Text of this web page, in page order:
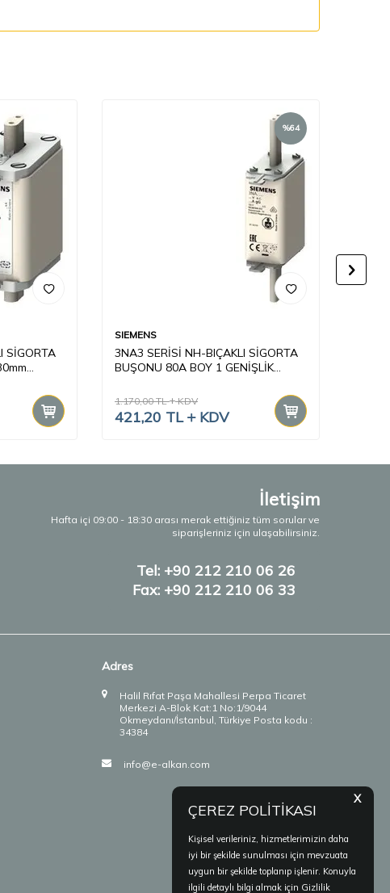
X
ÇEREZ POLİTİKASI
Kişisel verileriniz, hizmetlerimizin daha
iyi bir şekilde sunulması için mevzuata
uygun bir şekilde toplanıp işlenir. Konuyla
ilgili detaylı bilgi almak için Gizlilik
SİGORTA
%64
SIEMENS
3NA3 SERİSİ NH-BIÇAKLI SİGORTA
BUŞONU 80A BOY 1 GENİŞLİK
1.170,00TL KDV
421,20 TL KDV
İletişim
Hafta içi 09:00 - 18:30 arası merak ettiğiniz tüm sorular ve
siparişleriniz için ulaşabilirsiniz.
Tel: +90 212 210 06 26
Fax: +90 212 210 06 33
Adres
Halil Rıfat Paşa Mahallesi Perpa Ticaret
Merkezi A-Blok Kat:1 No:1/9044
Okmeydanı/İstanbul, Türkiye Posta kodu :
34384
info@e-alkan.com